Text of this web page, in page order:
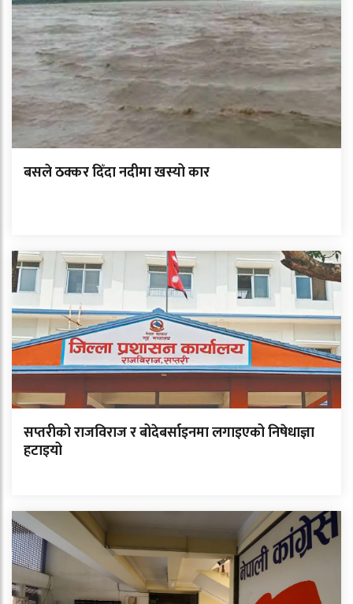
बसले ठक्कर दिँदा नदीमा खस्यो कार
सप्तरीको राजविराज र बोदेबर्साइनमा लगाइएको निषेधाज्ञा
हटाइयो